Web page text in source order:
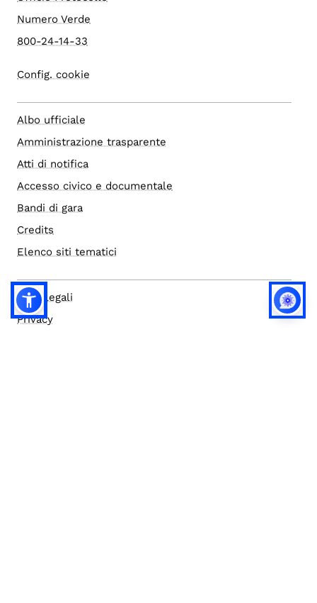
Numero Verde
800-24-14-33
Config. cookie
Albo ufficiale
Amministrazione trasparente
Atti di notifica
Accesso civico e documentale
Bandi di gara
Credits
Elenco siti tematici
Note legali
Privacy